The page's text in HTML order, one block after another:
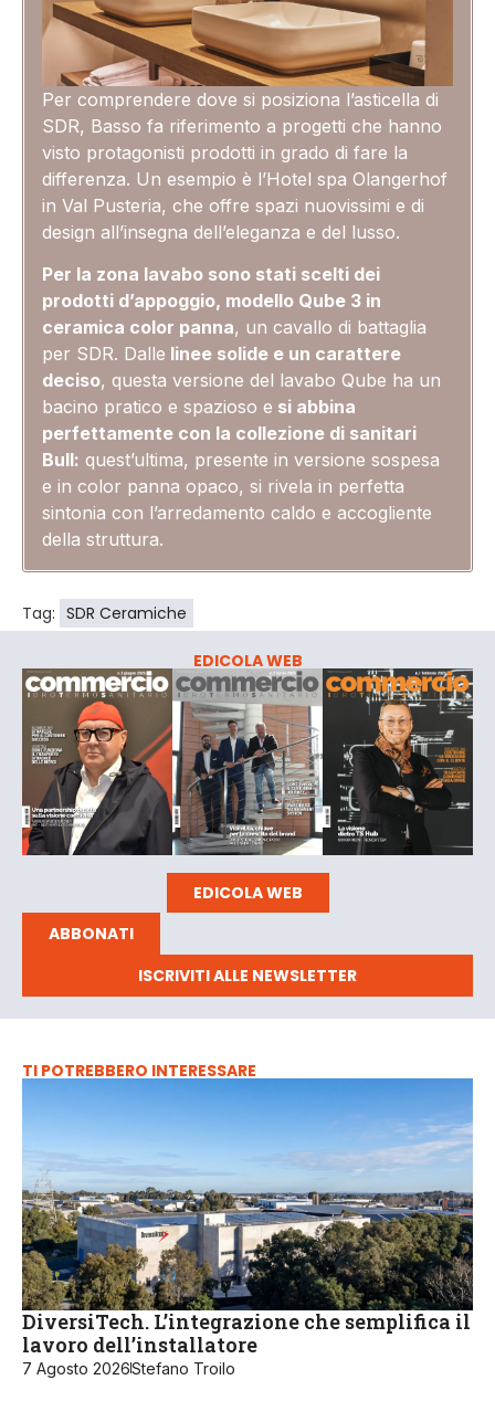
Per comprendere dove si posiziona l’asticella di
SDR, Basso fa riferimento a progetti che hanno
visto protagonisti prodotti in grado di fare la
differenza. Un esempio è l’Hotel spa Olangerhof
in Val Pusteria, che offre spazi nuovissimi e di
design all’insegna dell’eleganza e del lusso.
Per la zona lavabo sono stati scelti dei
prodotti d’appoggio, modello Qube 3 in
ceramica color panna, un cavallo di battaglia
per SDR. Dalle linee solide e un carattere
deciso, questa versione del lavabo Qube ha un
bacino pratico e spazioso e si abbina
perfettamente con la collezione di sanitari
Bull: quest’ultima, presente in versione sospesa
e in color panna opaco, si rivela in perfetta
sintonia con l’arredamento caldo e accogliente
della struttura.
Tag: SDR Ceramiche
EDICOLA WEB
EDICOLA WEB
ABBONATI
ISCRIVITI ALLE NEWSLETTER
TI POTREBBERO INTERESSARE
DiversiTech. L’integrazione che semplifica il
lavoro dell’installatore
7 Agosto 2026Stefano Troilo